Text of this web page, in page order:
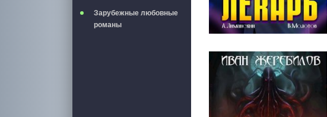
Зарубежные любовные
романы